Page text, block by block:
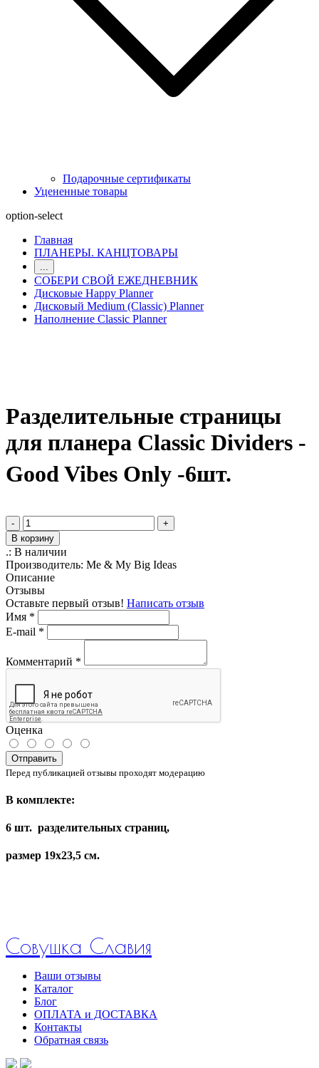
Подарочные сертификаты
Уцененные товары
option-select
Главная
ПЛАНЕРЫ. КАНЦТОВАРЫ
СОБЕРИ СВОЙ ЕЖЕДНЕВНИК
Дисковые Happy Planner
Дисковый Medium (Classic) Planner
Наполнение Classic Planner
Разделительные страницы
для планера Classic Dividers -
Good Vibes Only -6шт.
-
+
В корзину
.: В наличии
Производитель: Me & My Big Ideas
Описание
Отзывы
Оставьте первый отзыв! Написать отзыв
Имя *
E-mail *
Комментарий *
Оценка
Отправить
Перед публикацией отзывы проходят модерацию
В комплекте:
6 шт. разделительных страниц,
размер 19х23,5 см.
Совушка Славия
Ваши отзывы
Каталог
Блог
ОПЛАТА и ДОСТАВКА
Контакты
Обратная связь